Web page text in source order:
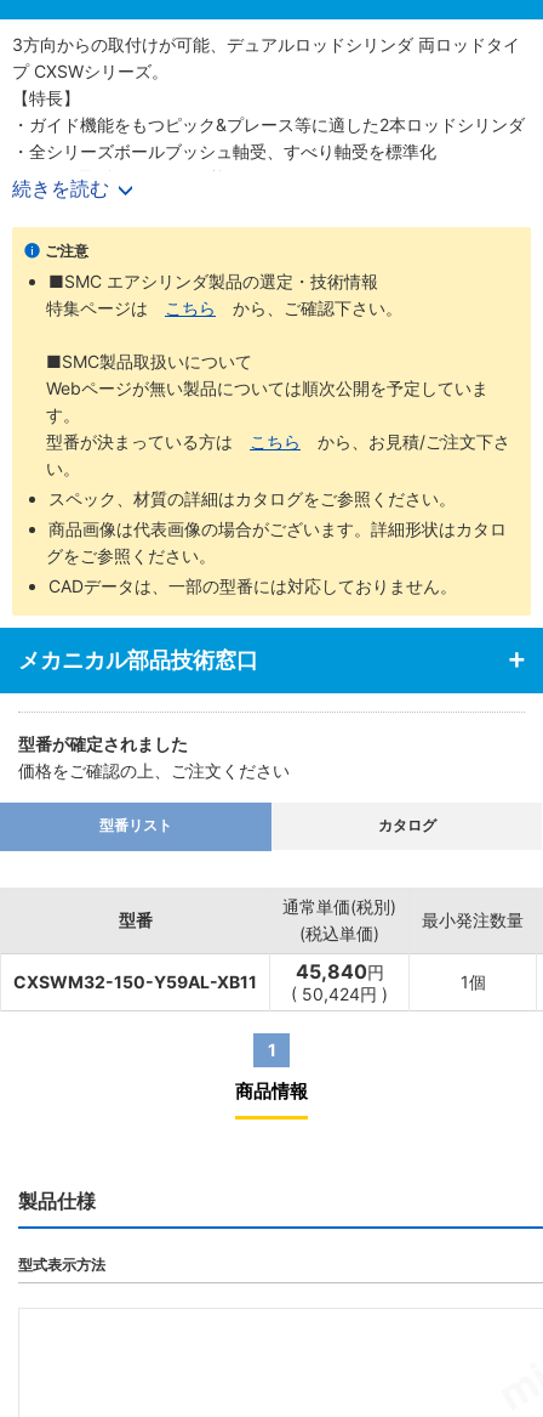
3方向からの取付けが可能、デュアルロッドシリンダ 両ロッドタイ
プ CXSWシリーズ。
【特長】
・ガイド機能をもつピック&プレース等に適した2本ロッドシリンダ
・全シリーズボールブッシュ軸受、すべり軸受を標準化
・ワーク取付は3面から可能
・推力2倍、不回転精度±0.1°
・ストロークアジャスト0～-5mm
・クッションリングのない独自のエアクッション構造
続きを読む
ご注意
■SMC エアシリンダ製品の選定・技術情報
特集ページは
こちら から、ご確認下さい。
■SMC製品取扱いについて
Webページが無い製品については順次公開を予定していま
す。
型番が決まっている方は
こちら
から、お見積/ご注文下さ
い。
スペック、材質の詳細はカタログをご参照ください。
商品画像は代表画像の場合がございます。詳細形状はカタロ
グをご参照ください。
CADデータは、一部の型番には対応しておりません。
メカニカル部品技術窓口
型番が確定されました
価格をご確認の上、ご注文ください
型番リスト カタログ
型番
通常単価(税別)
(税込単価)
最小発注数量
CXSWM32-150-Y59AL-XB11 45,840円
( 50,424円 )
1個
1
商品情報
製品仕様
型式表示方法